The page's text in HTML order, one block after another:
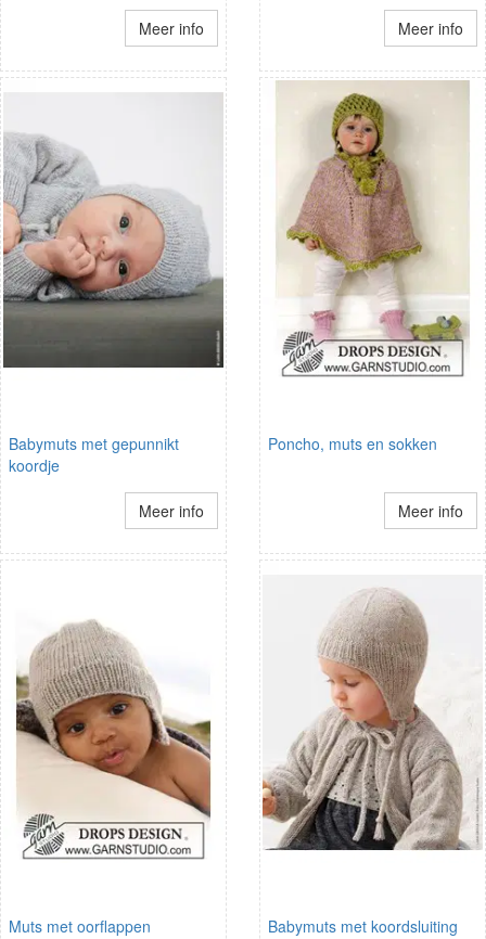
Meer info Meer info
Babymuts met gepunnikt
koordje
Meer info
Poncho, muts en sokken
Meer info
Muts met oorflappen Babymuts met koordsluiting